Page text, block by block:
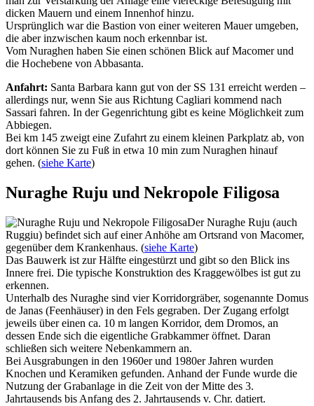
dicken Mauern und einem Innenhof hinzu.
Ursprünglich war die Bastion von einer weiteren Mauer umgeben,
die aber inzwischen kaum noch erkennbar ist.
Vom Nuraghen haben Sie einen schönen Blick auf Macomer und
die Hochebene von Abbasanta.
Anfahrt: Santa Barbara kann gut von der SS 131 erreicht werden –
allerdings nur, wenn Sie aus Richtung Cagliari kommend nach
Sassari fahren. In der Gegenrichtung gibt es keine Möglichkeit zum
Abbiegen.
Bei km 145 zweigt eine Zufahrt zu einem kleinen Parkplatz ab, von
dort können Sie zu Fuß in etwa 10 min zum Nuraghen hinauf
gehen. (siehe Karte)
Nuraghe Ruju und Nekropole Filigosa
Der Nuraghe Ruju (auch
Ruggiu) befindet sich auf einer Anhöhe am Ortsrand von Macomer,
gegenüber dem Krankenhaus. (siehe Karte)
Das Bauwerk ist zur Hälfte eingestürzt und gibt so den Blick ins
Innere frei. Die typische Konstruktion des Kraggewölbes ist gut zu
erkennen.
Unterhalb des Nuraghe sind vier Korridorgräber, sogenannte Domus
de Janas (Feenhäuser) in den Fels gegraben. Der Zugang erfolgt
jeweils über einen ca. 10 m langen Korridor, dem Dromos, an
dessen Ende sich die eigentliche Grabkammer öffnet. Daran
schließen sich weitere Nebenkammern an.
Bei Ausgrabungen in den 1960er und 1980er Jahren wurden
Knochen und Keramiken gefunden. Anhand der Funde wurde die
Nutzung der Grabanlage in die Zeit von der Mitte des 3.
Jahrtausends bis Anfang des 2. Jahrtausends v. Chr. datiert.